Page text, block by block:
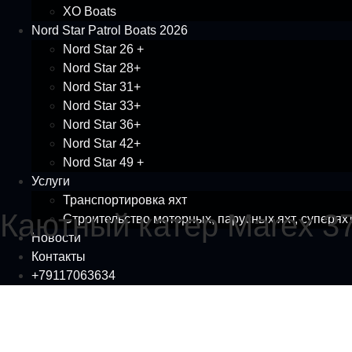
XO Boats
Nord Star Patrol Boats 2026
Nord Star 26 +
Nord Star 28+
Nord Star 31+
Nord Star 33+
Nord Star 36+
Nord Star 42+
Nord Star 49 +
Услуги
Транспортировка яхт
Строительство моторных, парусных яхт,
Новости
Контакты
+79117063634
Каютный катер Marex